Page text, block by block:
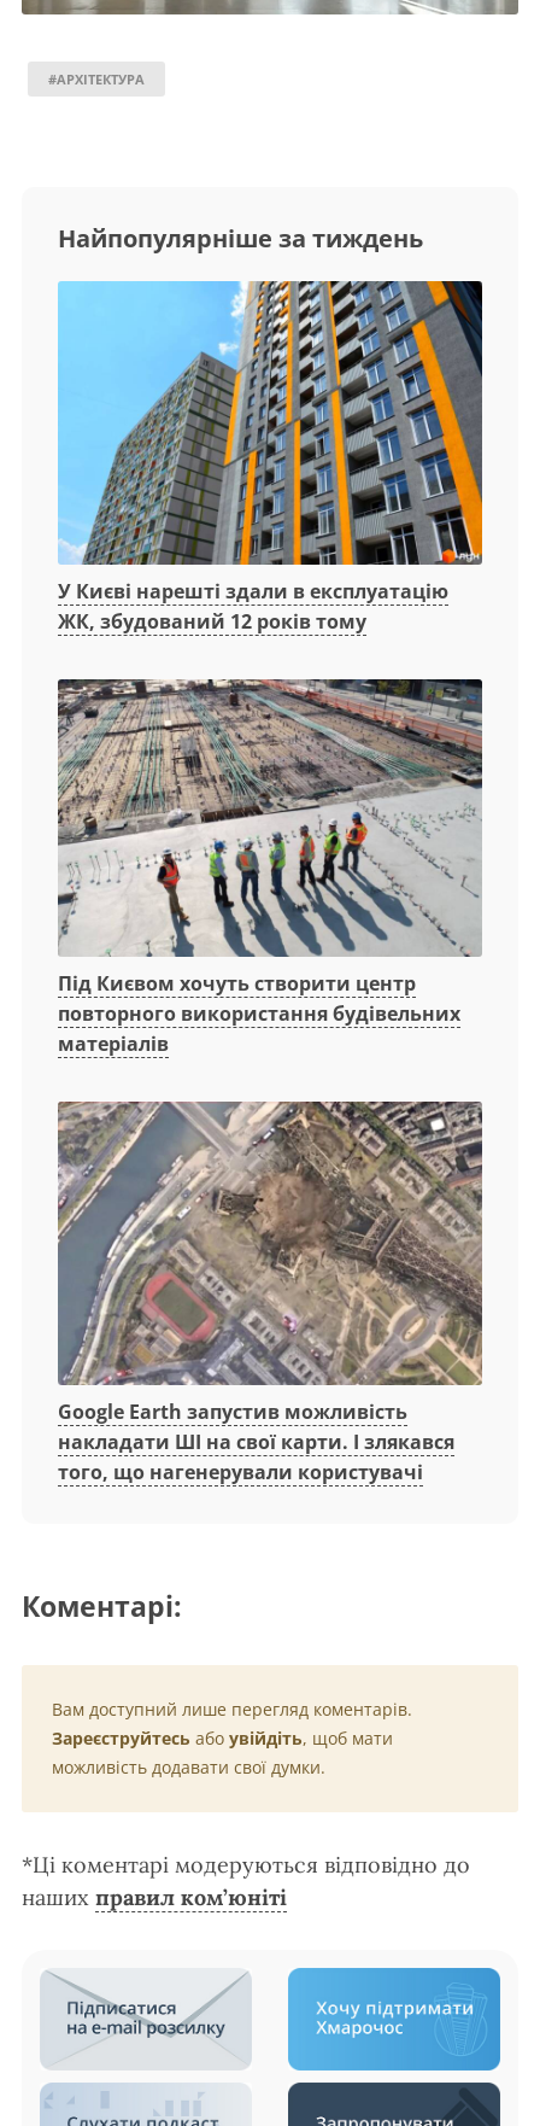
#АРХІТЕКТУРА
Найпопулярніше за тиждень
У Києві нарешті здали в експлуатацію
ЖК, збудований 12 років тому
Під Києвом хочуть створити центр
повторного використання будівельних
матеріалів
Google Earth запустив можливість
накладати ШІ на свої карти. І злякався
того, що нагенерували користувачі
Коментарі:
Вам доступний лише перегляд коментарів.
Зареєструйтесь або увійдіть, щоб мати
можливість додавати свої думки.
*Ці коментарі модеруються відповідно до
наших правил ком’юніті